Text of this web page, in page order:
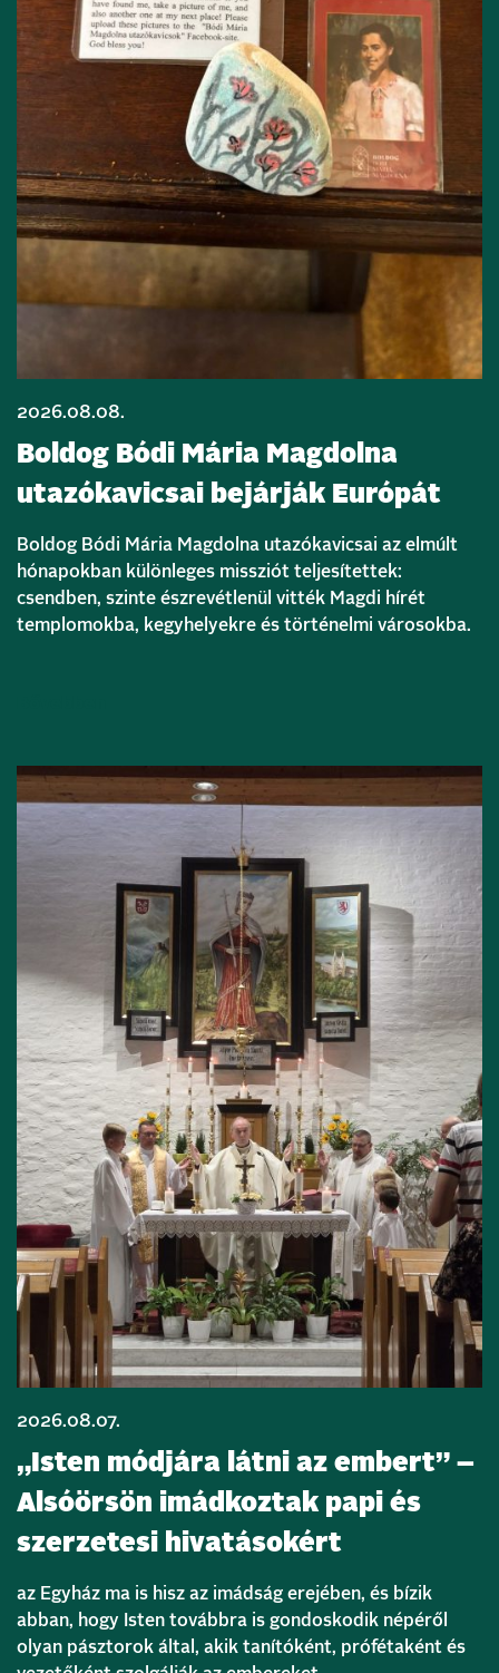
2026.08.08.
Boldog Bódi Mária Magdolna
utazókavicsai bejárják Európát
Boldog Bódi Mária Magdolna utazókavicsai az elmúlt
hónapokban különleges missziót teljesítettek:
csendben, szinte észrevétlenül vitték Magdi hírét
templomokba, kegyhelyekre és történelmi városokba.
2026.08.07.
„Isten módjára látni az embert” –
Alsóörsön imádkoztak papi és
szerzetesi hivatásokért
az Egyház ma is hisz az imádság erejében, és bízik
abban, hogy Isten továbbra is gondoskodik népéről
olyan pásztorok által, akik tanítóként, prófétaként és